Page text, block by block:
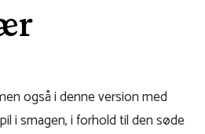
også i denne version med
i smagen, i forhold til den søde